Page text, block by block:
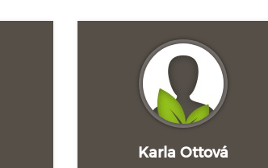
Karla Ottová